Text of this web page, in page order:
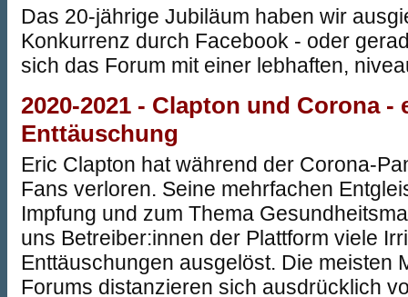
Das 20-jährige Jubiläum haben wir
Konkurrenz durch Facebook - oder
sich das Forum mit einer lebhaften,
2020-2021 - Clapton und Corona -
Enttäuschung
Eric Clapton hat während der Corona-
Fans verloren. Seine mehrfachen
Impfung und zum Thema
uns Betreiber:innen der Plattform viele
Enttäuschungen ausgelöst. Die meisten
Forums distanzieren sich ausdrücklich